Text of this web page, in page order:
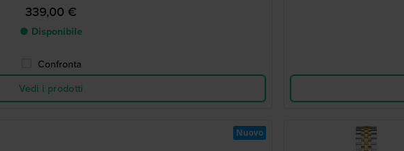
339,00 €
● Disponibile
Confronta
Vedi i prodotti
Nuovo